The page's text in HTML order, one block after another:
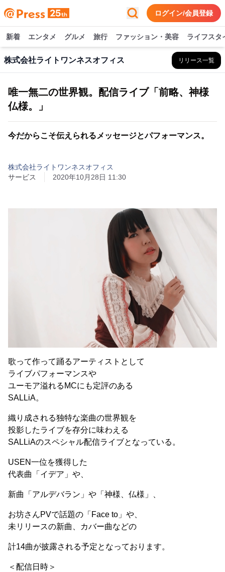
ログイン/会員登録
新着 エンタメ グルメ 旅行 ファッション・美容 ライフスタ
株式会社ライトワンネスオフィス リリース一覧
唯一無二の世界観。配信ライブ「前略、神様
仏様。」
今だからこそ伝えられるメッセージとパフォーマンス。
株式会社ライトワンネスオフィス
サービス
2020年10月28日 11:30
歌って作って踊るアーティストとして
ライブパフォーマンスや
ユーモア溢れるMCにも定評のある
SALLiA。
織り成される独特な楽曲の世界観を
投影したライブを存分に味わえる
SALLiAのスペシャル配信ライブとなっている。
USEN一位を獲得した
代表曲「イデア」や、
新曲「アルデバラン」や「神様、仏様」、
お坊さんPVで話題の「Face to」や、
未リリースの新曲、カバー曲などの
計14曲が披露される予定となっております。
＜配信日時＞